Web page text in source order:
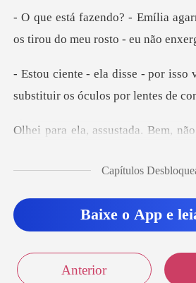
Loja
os tirou do meu
sso
substitu
Capítulos
Baixe o App e
Anterior